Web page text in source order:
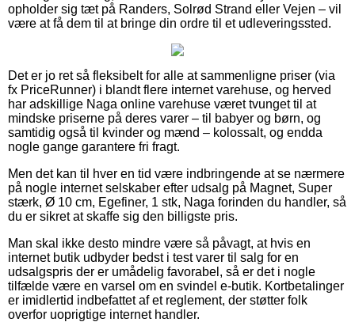
opholder sig tæt på Randers, Solrød Strand eller Vejen – vil
være at få dem til at bringe din ordre til et udleveringssted.
Det er jo ret så fleksibelt for alle at sammenligne priser (via
fx PriceRunner) i blandt flere internet varehuse, og herved
har adskillige Naga online varehuse været tvunget til at
mindske priserne på deres varer – til babyer og børn, og
samtidig også til kvinder og mænd – kolossalt, og endda
nogle gange garantere fri fragt.
Men det kan til hver en tid være indbringende at se nærmere
på nogle internet selskaber efter udsalg på Magnet, Super
stærk, Ø 10 cm, Egefiner, 1 stk, Naga forinden du handler, så
du er sikret at skaffe sig den billigste pris.
Man skal ikke desto mindre være så påvagt, at hvis en
internet butik udbyder bedst i test varer til salg for en
udsalgspris der er umådelig favorabel, så er det i nogle
tilfælde være en varsel om en svindel e-butik. Kortbetalinger
er imidlertid indbefattet af et reglement, der støtter folk
overfor uoprigtige internet handler.